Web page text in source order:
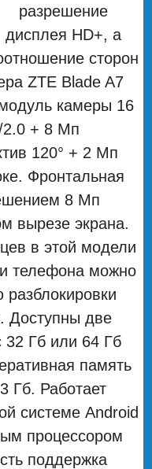
разрешение
дисплея HD+, а
сторон
ZTE Blade A7
камеры 16
+ 8 Мп
120° + 2 Мп
Фронтальная
8 Мп
вырезе экрана.
в этой модели
телефона можно
Доступны две
Гб или 64 Гб
память
Гб. Работает
системе Android
процессором
поддержка